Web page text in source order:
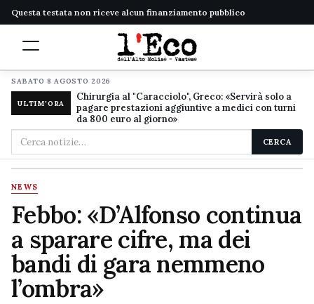
Questa testata non riceve alcun finanziamento pubblico
SABATO 8 AGOSTO 2026
ULTIM'ORA
Chirurgia al "Caracciolo", Greco: «Servirà solo a
pagare prestazioni aggiuntive a medici con turni
da 800 euro al giorno»
Cerca
nel
sito
CERCA
NEWS
Febbo: «D’Alfonso continua
a sparare cifre, ma dei
bandi di gara nemmeno
l’ombra»